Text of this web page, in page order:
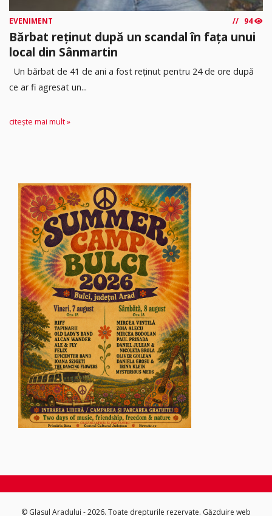
EVENIMENT 94
Bărbat reținut după un scandal în fața unui
local din Sânmartin
Un bărbat de 41 de ani a fost reținut pentru 24 de ore după
ce ar fi agresat un...
citește mai mult »
© Glasul Aradului - 2026. Toate drepturile rezervate. Găzduire web